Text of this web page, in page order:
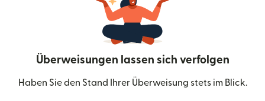
Überweisungen lassen sich verfolgen
Haben Sie den Stand Ihrer Überweisung stets im Blick.